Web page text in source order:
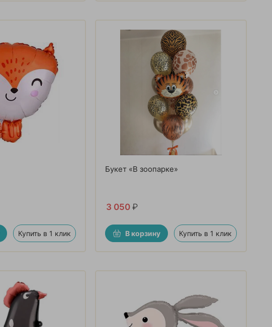
Купить в 1 клик
Букет «В зоопарке»
3 050 ₽
В корзину Купить в 1 клик